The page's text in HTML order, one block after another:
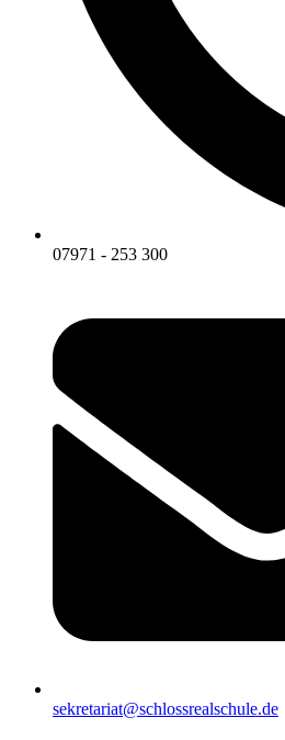
07971 - 253 300
sekretariat@schlossrealschule.de